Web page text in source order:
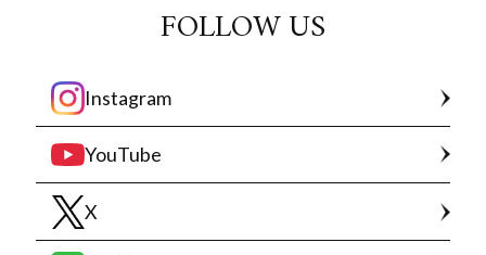
FOLLOW US
Instagram
YouTube
X